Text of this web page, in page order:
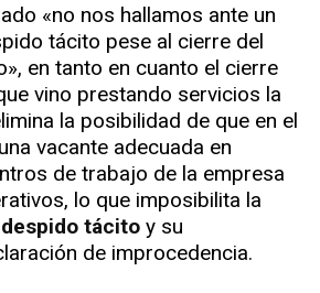
«no nos hallamos ante un
tácito pese al cierre del
en tanto en cuanto el cierre
vino prestando servicios la
la posibilidad de que en el
vacante adecuada en
de trabajo de la empresa
lo que imposibilita la
despido tácito y su
de improcedencia.